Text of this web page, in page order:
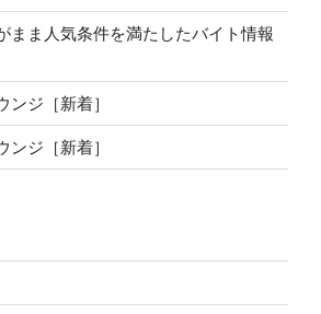
まま人気条件を満たしたバイト情報
ンジ［新着］
ンジ［新着］